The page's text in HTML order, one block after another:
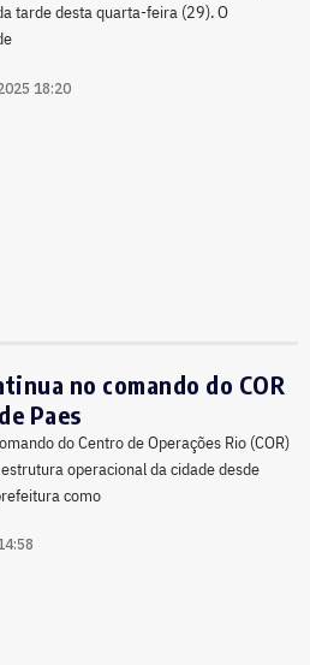
tarde desta quarta-feira (29). O
18:20
no comando do COR
Paes
do Centro de Operações Rio (COR)
operacional da cidade desde
como